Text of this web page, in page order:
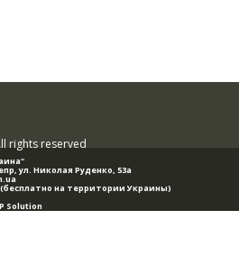
,ул. Николая Руденко, 53а
(бесплатно на территории Украины)
Solution
rights reserved